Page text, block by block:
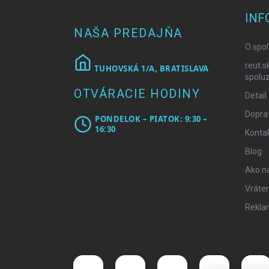
NAŠA PREDAJŇA
TUHOVSKÁ 1/A, BRATISLAVA
OTVÁRACIE HODINY
PONDELOK – PIATOK: 9:30 –
16:30
O
Blog
Ako